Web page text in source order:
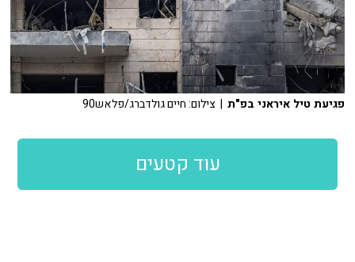
פגיעת טיל איראני בפ"ת | צילום: חיים גולדברג/פלאש90
עוד קטעים